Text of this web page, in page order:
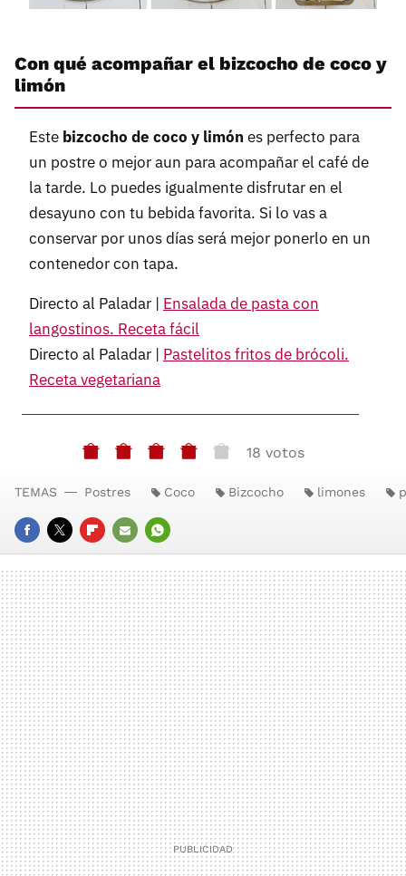
Con qué acompañar el bizcocho de coco y
limón
Este bizcocho de coco y limón es perfecto para
un postre o mejor aun para acompañar el café de
la tarde. Lo puedes igualmente disfrutar en el
desayuno con tu bebida favorita. Si lo vas a
conservar por unos días será mejor ponerlo en un
contenedor con tapa.
Directo al Paladar | Ensalada de pasta con
langostinos. Receta fácil
Directo al Paladar | Pastelitos fritos de brócoli.
Receta vegetariana
18 votos
FACEBOOK
TWITTERFLIPBOARD
E-
MAIL
WHATSAPP
TEMAS Postres Coco Bizcocho limones